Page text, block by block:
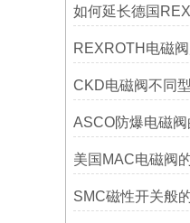
ASCO防爆电磁
SMC磁性开关般